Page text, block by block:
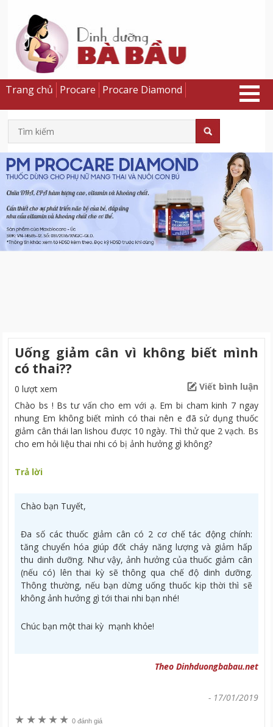
Uống giảm cân vì không biết mình
có thai??
0 lượt xem
Viết bình luận
Chào bs ! Bs tư vấn cho em với ạ. Em bi cham kinh 7 ngay
nhung Em không biết mình có thai nên e đã sử dụng thuốc
giảm cân thái lan lishou được 10 ngày. Thì thử que 2 vạch. Bs
cho em hỏi liệu thai nhi có bị ảnh hưởng gì không?
Trả lời
Chào bạn Tuyết,
Đa số các thuốc giảm cân có 2 cơ chế tác động chính:
tăng chuyển hóa giúp đốt cháy năng lượng và giảm hấp
thu dinh dưỡng. Như vậy, ảnh hưởng của thuốc giảm cân
(nếu có) lên thai kỳ sẽ thông qua chế độ dinh dưỡng.
Thông thường, nếu bạn dừng uống thuốc kịp thời thì sẽ
không ảnh hưởng gì tới thai nhi bạn nhé!
Chúc bạn một thai kỳ mạnh khỏe!
Theo Dinhduongbabau.net
- 17/01/2019
★ ★★★★ 0 đánh giá
Trang chủ Procare Procare Diamond